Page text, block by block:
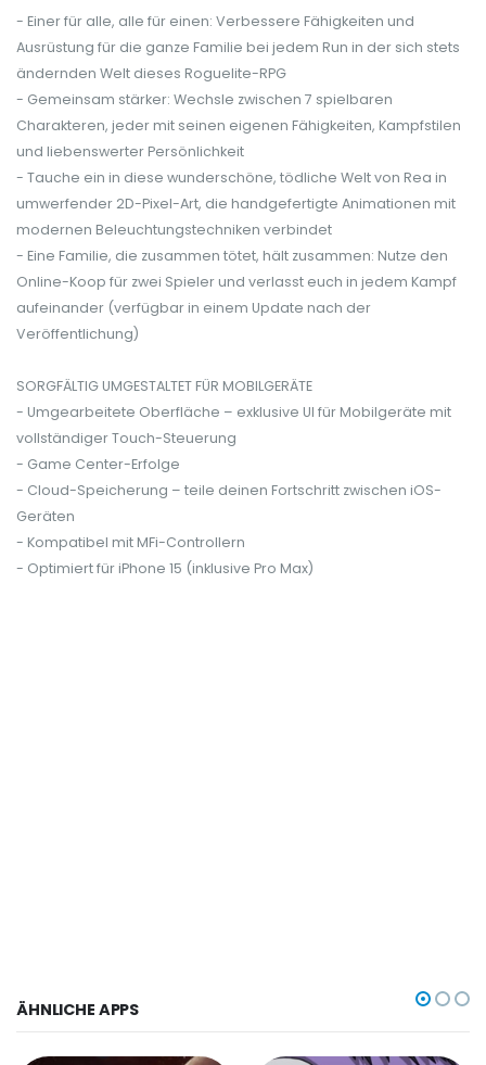
- Einer für alle, alle für einen: Verbessere Fähigkeiten und
Ausrüstung für die ganze Familie bei jedem Run in der sich stets
ändernden Welt dieses Roguelite-RPG
- Gemeinsam stärker: Wechsle zwischen 7 spielbaren
Charakteren, jeder mit seinen eigenen Fähigkeiten, Kampfstilen
und liebenswerter Persönlichkeit
- Tauche ein in diese wunderschöne, tödliche Welt von Rea in
umwerfender 2D-Pixel-Art, die handgefertigte Animationen mit
modernen Beleuchtungstechniken verbindet
- Eine Familie, die zusammen tötet, hält zusammen: Nutze den
Online-Koop für zwei Spieler und verlasst euch in jedem Kampf
aufeinander (verfügbar in einem Update nach der
Veröffentlichung)
SORGFÄLTIG UMGESTALTET FÜR MOBILGERÄTE
- Umgearbeitete Oberfläche – exklusive UI für Mobilgeräte mit
vollständiger Touch-Steuerung
- Game Center-Erfolge
- Cloud-Speicherung – teile deinen Fortschritt zwischen iOS-
Geräten
- Kompatibel mit MFi-Controllern
- Optimiert für iPhone 15 (inklusive Pro Max)
ÄHNLICHE APPS